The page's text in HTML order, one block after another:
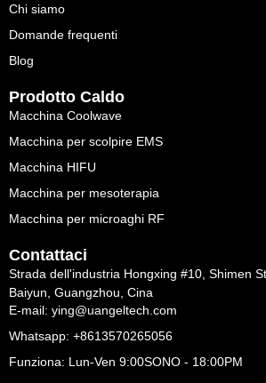
Chi siamo
Domande frequenti
Blog
Prodotto Caldo
Macchina Coolwave
Macchina per scolpire EMS
Macchina HIFU
Macchina per mesoterapia
Macchina per microaghi RF
Contattaci
Strada dell'industria Hongxing #10, Shimen
Baiyun, Guangzhou, Cina
E-mail: ying@uangeltech.com
Whatsapp: +8613570265056
Funziona: Lun-Ven 9:00SONO - 18:00PM